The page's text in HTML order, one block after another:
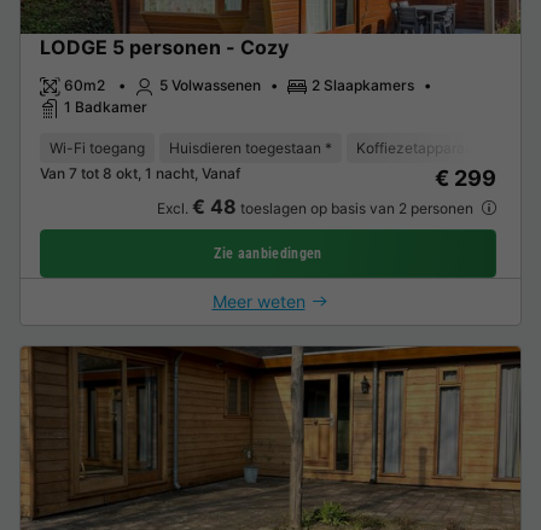
LODGE 5 personen - Cozy
60m2 5 Volwassenen
2 Slaapkamers
1 Badkamer
Wi-Fi toegang Huisdieren toegestaan * Koffiezetapparaat
Van 7 tot 8 okt, 1 nacht, Vanaf
€ 299
Excl. € 48 toeslagen op basis van 2 personen
Zie aanbiedingen
Meer weten